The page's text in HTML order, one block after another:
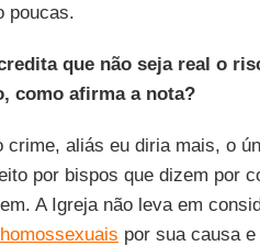
poucas.
que não seja real o
como afirma a nota?
crime, aliás eu diria mais, o
por bispos que dizem por
A Igreja não leva em
homossexuais por sua causa